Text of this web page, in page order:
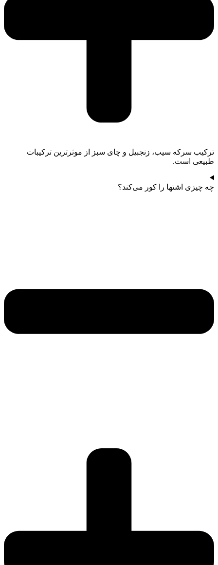
ترکیب سرکه سیب، زنجبیل و چای سبز از موثرترین ترکیبات
طبیعی است.
چه چیزی اشتها را کور می‌کند؟